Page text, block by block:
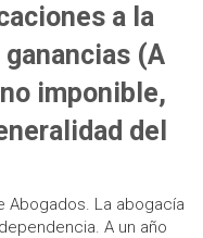
a la
(A
imponible,
del
Abogados. La abogacía
A un año